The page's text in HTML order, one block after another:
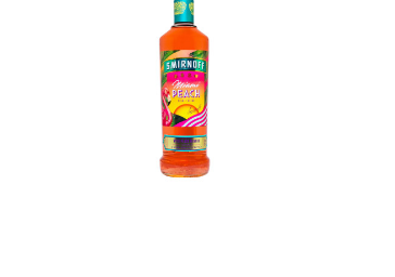
In den Korb